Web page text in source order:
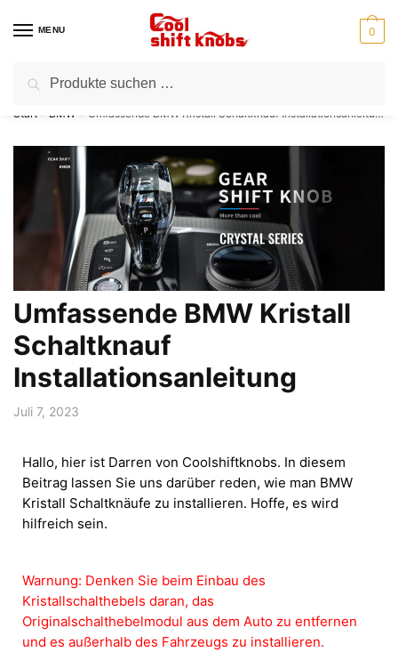
MENU 0
⭐Kostenloser Versand für alle Bestellungen
Start BMW Umfassende BMW Kristall Schaltknauf Installationsanleitung
Umfassende BMW Kristall
Schaltknauf
Installationsanleitung
Juli 7, 2023
Hallo, hier ist Darren von Coolshiftknobs. In diesem
Beitrag lassen Sie uns darüber reden, wie man BMW
Kristall Schaltknäufe zu installieren. Hoffe, es wird
hilfreich sein.
Warnung: Denken Sie beim Einbau des
Kristallschalthebels daran, das
Originalschalthebelmodul aus dem Auto zu entfernen
und es außerhalb des Fahrzeugs zu installieren.